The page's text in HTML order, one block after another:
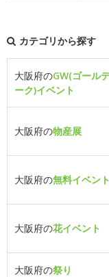
カテゴリから探す
大阪府のGW(ゴール
ーク)イベント
大阪府の物産展
大阪府の無料イベント
大阪府の花イベント
大阪府の祭り